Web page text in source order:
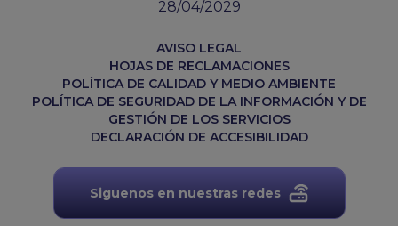
AVISO LEGAL
HOJAS DE RECLAMACIONES
POLÍTICA DE CALIDAD Y MEDIO AMBIENTE
POLÍTICA DE SEGURIDAD DE LA INFORMACIÓN Y DE
GESTIÓN DE LOS SERVICIOS
DECLARACIÓN DE ACCESIBILIDAD
Siguenos en nuestras redes